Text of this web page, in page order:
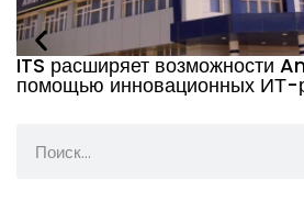
ITS расширяет возможности
помощью инновационных ИТ-